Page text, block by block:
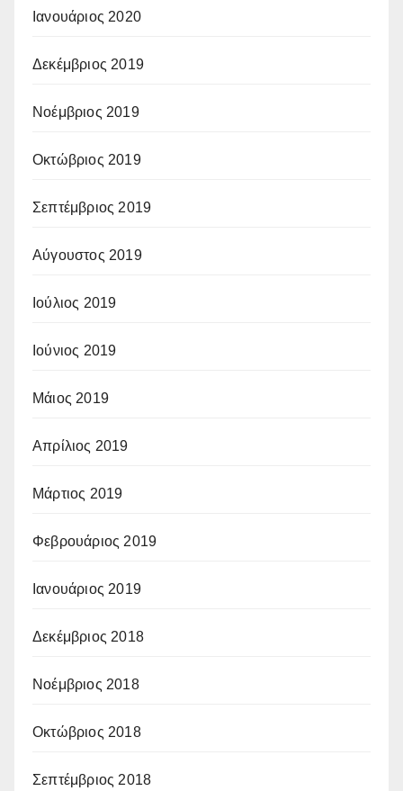
Ιανουάριος 2020
Δεκέμβριος 2019
Νοέμβριος 2019
Οκτώβριος 2019
Σεπτέμβριος 2019
Αύγουστος 2019
Ιούλιος 2019
Ιούνιος 2019
Μάιος 2019
Απρίλιος 2019
Μάρτιος 2019
Φεβρουάριος 2019
Ιανουάριος 2019
Δεκέμβριος 2018
Νοέμβριος 2018
Οκτώβριος 2018
Σεπτέμβριος 2018